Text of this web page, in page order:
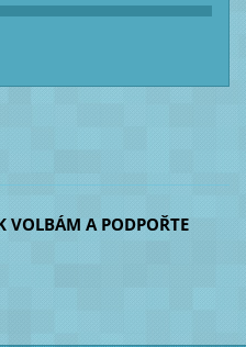
VOLBÁM A PODPOŘTE